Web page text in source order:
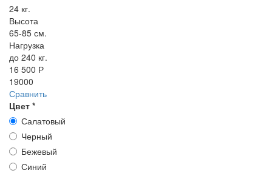
24 кг.
Высота
65-85 см.
Нагрузка
до 240 кг.
16 500 Р
19000
Сравнить
Цвет *
Салатовый
Черный
Бежевый
Синий